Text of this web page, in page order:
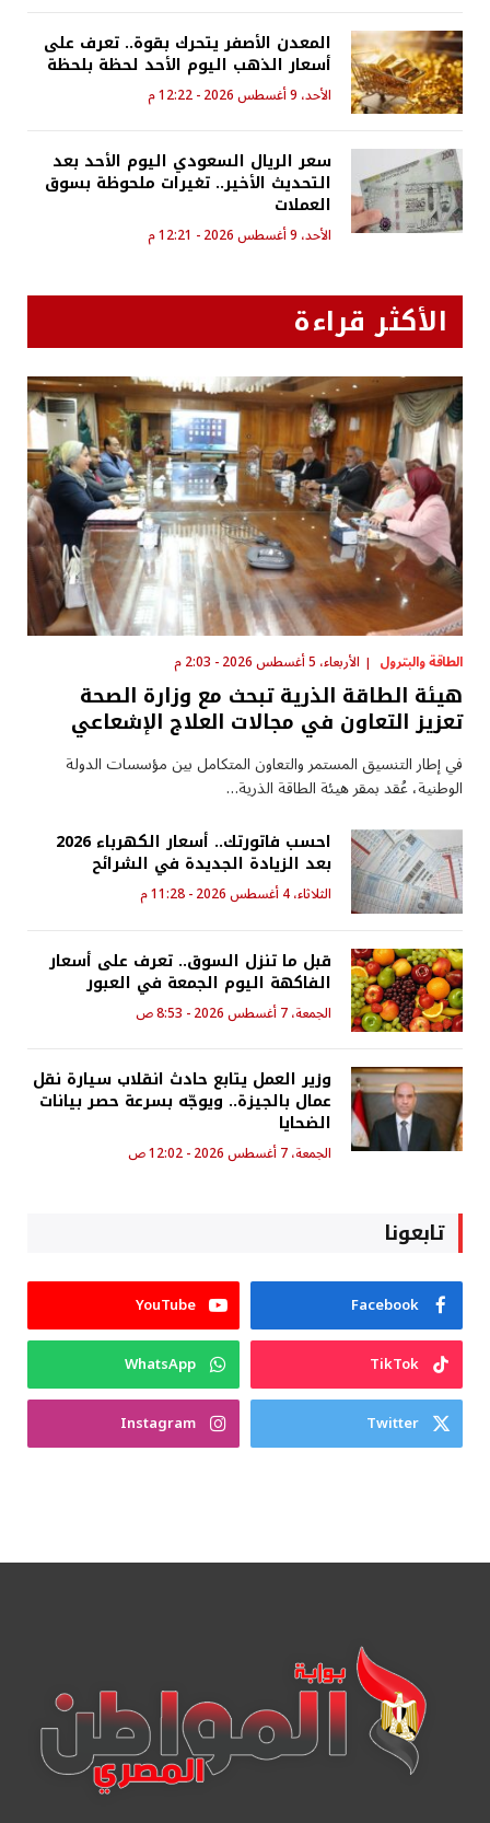
المعدن الأصفر يتحرك بقوة.. تعرف على
أسعار الذهب اليوم الأحد لحظة بلحظة
الأحد، 9 أغسطس 2026 - 12:22 م
سعر الريال السعودي اليوم الأحد بعد
التحديث الأخير.. تغيرات ملحوظة بسوق
العملات
الأحد، 9 أغسطس 2026 - 12:21 م
الأكثر قراءة
الطاقة والبترول الأربعاء، 5 أغسطس 2026 - 2:03 م
هيئة الطاقة الذرية تبحث مع وزارة الصحة
تعزيز التعاون في مجالات العلاج الإشعاعي
في إطار التنسيق المستمر والتعاون المتكامل بين مؤسسات الدولة
الوطنية، عُقد بمقر هيئة الطاقة الذرية…
احسب فاتورتك.. أسعار الكهرباء 2026
بعد الزيادة الجديدة في الشرائح
الثلاثاء، 4 أغسطس 2026 - 11:28 م
قبل ما تنزل السوق.. تعرف على أسعار
الفاكهة اليوم الجمعة في العبور
الجمعة، 7 أغسطس 2026 - 8:53 ص
وزير العمل يتابع حادث انقلاب سيارة نقل
عمال بالجيزة.. ويوجّه بسرعة حصر بيانات
الضحايا
الجمعة، 7 أغسطس 2026 - 12:02 ص
تابعونا
Facebook
YouTube
TikTok
WhatsApp
Twitter
Instagram